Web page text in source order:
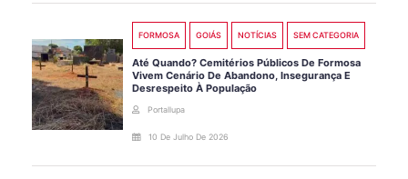
FORMOSA GOIÁS NOTÍCIAS SEM CATEGORIA
Até Quando? Cemitérios Públicos De Formosa
Vivem Cenário De Abandono, Insegurança E
Desrespeito À População
Portallupa
10 De Julho De 2026